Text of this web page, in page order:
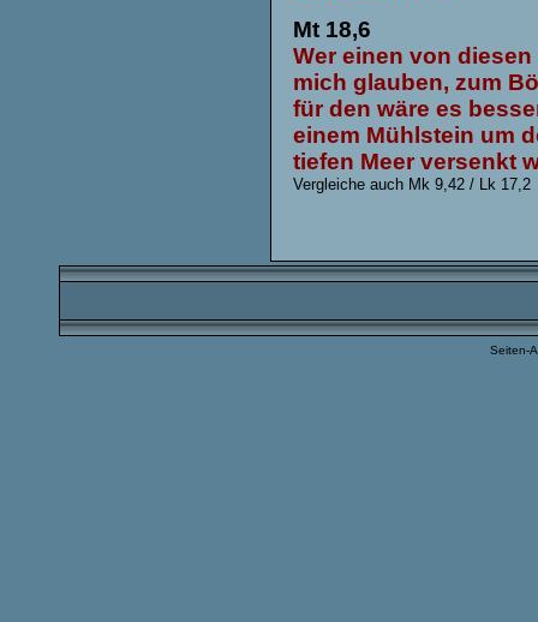
Mt 18,6
Wer einen von
mich glauben, zum
für den wäre es
einem Mühlstein um
tiefen Meer versenkt
Vergleiche auch Mk 9,42 / Lk 17,2
Seiten-